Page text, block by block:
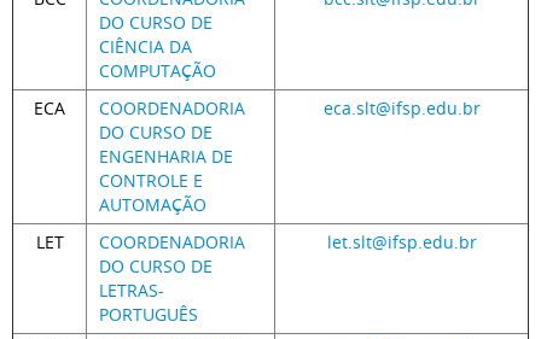
DO CURSO DE
CIÊNCIA DA
COMPUTAÇÃO
ECA
COORDENADORIA
DO CURSO DE
ENGENHARIA DE
CONTROLE E
AUTOMAÇÃO
eca.slt@ifsp.edu.br
LET
COORDENADORIA
DO CURSO DE
LETRAS-
PORTUGUÊS
let.slt@ifsp.edu.br